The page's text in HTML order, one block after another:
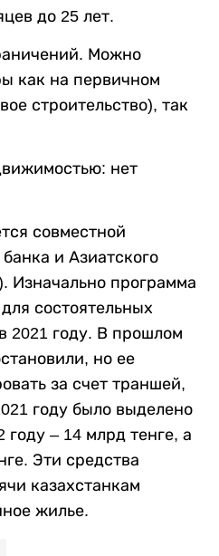
до 25 лет.
Можно
как на первичном
строительство), так
нет
совместной
и Азиатского
Изначально программа
состоятельных
2021 году. В прошлом
но ее
за счет траншей,
году было выделено
году – 14 млрд тенге, а
Эти средства
казахстанкам
жилье.